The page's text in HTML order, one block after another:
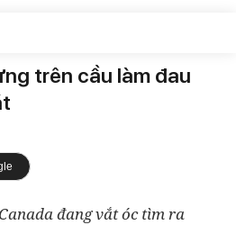
trên cầu làm đau
đang vắt óc tìm ra